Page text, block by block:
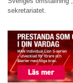
sekretariatet.